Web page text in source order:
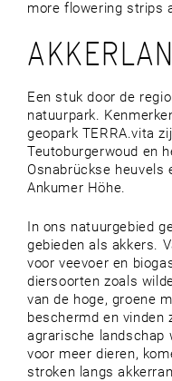
more flowering strips
Een stuk door de
natuurpark.
geopark TERRA.vita
Teutoburgerwoud en
Osnabrückse heuvels
Ankumer Höhe.
In ons natuurgebied
gebieden als akkers.
voor veevoer en
diersoorten zoals
van de hoge, groene
beschermd en vinden
agrarische landschap
voor meer dieren,
stroken langs